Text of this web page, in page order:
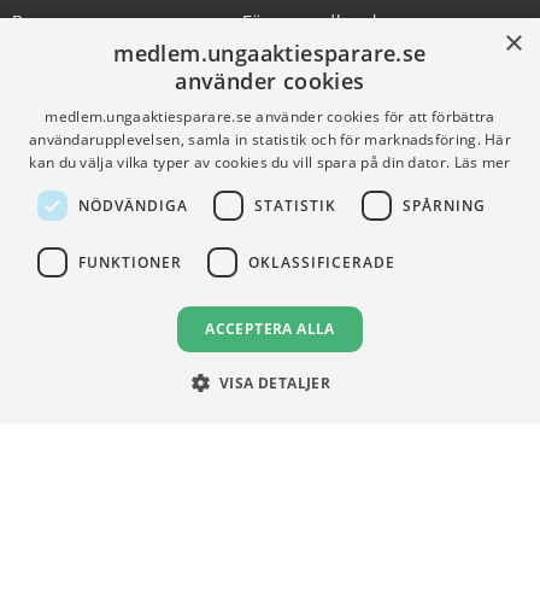
Press
Förnya medlemskap
FÖR SKOLOR
Gymnasieprofilen
Ung Privatekonomi
Support
VILLKOR
×
medlem.ungaaktiesparare.se
använder cookies
medlem.ungaaktiesparare.se använder cookies för att förbättra
användarupplevelsen, samla in statistik och för marknadsföring. Här
kan du välja vilka typer av cookies du vill spara på din dator. Läs mer
NÖDVÄNDIGA STATISTIK SPÅRNING
FUNKTIONER OKLASSIFICERADE
ACCEPTERA ALLA
VISA DETALJER